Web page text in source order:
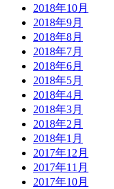
2018年10月
2018年9月
2018年8月
2018年7月
2018年6月
2018年5月
2018年4月
2018年3月
2018年2月
2018年1月
2017年12月
2017年11月
2017年10月